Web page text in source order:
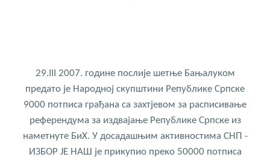
29.III 2007. године послије шетње Бањалуком
предато је Народној скупштини Републике Српске
9000 потписа грађана са захтјевом за расписивање
референдума за издвајање Републике Српске из
наметнуте БиХ. У досадашњим активностима СНП -
ИЗБОР ЈЕ НАШ је прикупио преко 50000 потписа